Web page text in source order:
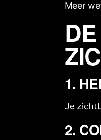
Meer
1.
Je
2.